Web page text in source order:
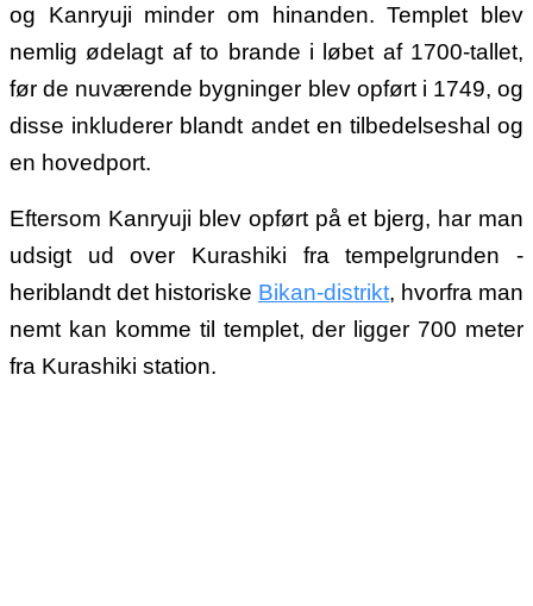
og Kanryuji minder om hinanden. Templet blev
nemlig ødelagt af to brande i løbet af 1700-tallet,
før de nuværende bygninger blev opført i 1749, og
disse inkluderer blandt andet en tilbedelseshal og
en hovedport.
Eftersom Kanryuji blev opført på et bjerg, har man
udsigt ud over Kurashiki fra tempelgrunden -
heriblandt det historiske Bikan-distrikt, hvorfra man
nemt kan komme til templet, der ligger 700 meter
fra Kurashiki station.